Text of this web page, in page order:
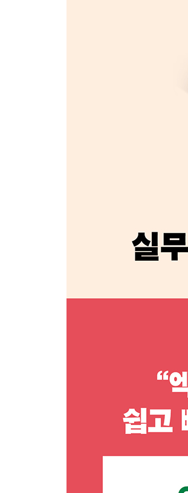
033 막대로 조건부 서식 지정
034 수식으로 조건부 서식 지
035 빠른 분석 도구를 사용
037 문서를 바둑판식으로 정
038 인쇄 미리 보기에서 인
039 반복 인쇄할 제목 행 지
040 페이지 나누기 미리 보기
042 머리글/바닥글 설정하기
043 머리글에 배경 그림 삽
045 절대 참조로 수식 만들
046 혼합 참조로 수식 만들기
050 표에서 구조적 참조를
052 SUM, MAX, LARGE 함
053 COUNTA,
054 INT, ROUND 함수로 내
055 QUOTIENT, MOD 함수
056 ROW, SUMPRODUCT
057 RANK.EQ, RANK.AVG